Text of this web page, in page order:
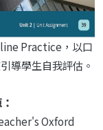
Practice，以口
導學生自我評估。
Oxford